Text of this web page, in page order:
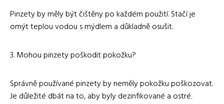
Pinzety by měly být čištěny po každém použití. Stačí je
omýt teplou vodou s mýdlem a důkladně osušit.
3. Mohou pinzety poškodit pokožku?
Správně používané pinzety by neměly pokožku poškozovat.
Je důležité dbát na to, aby byly dezinfikované a ostré.